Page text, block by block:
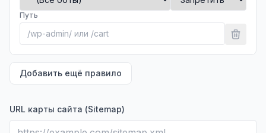
Путь
Добавить ещё правило
URL карты сайта (Sitemap)